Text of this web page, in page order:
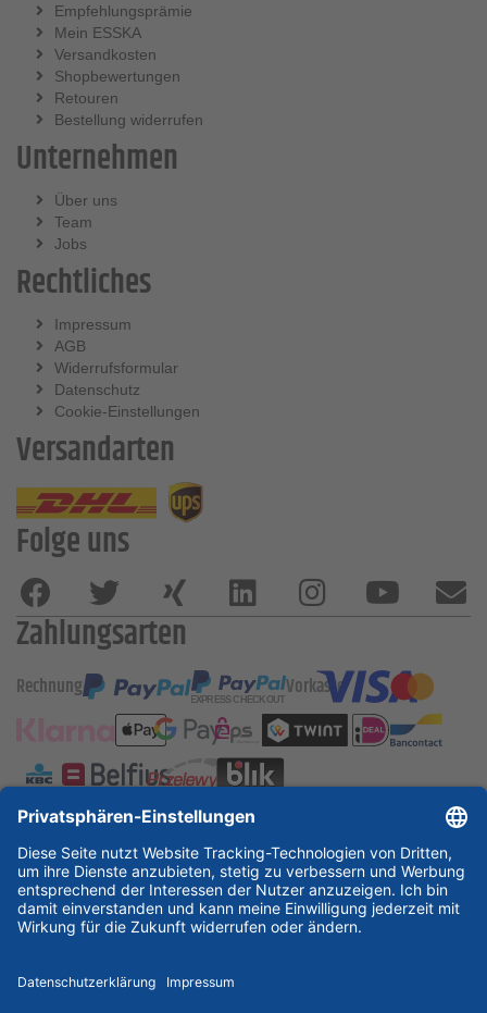
Empfehlungsprämie
Mein ESSKA
Versandkosten
Shopbewertungen
Retouren
Bestellung widerrufen
Unternehmen
Über uns
Team
Jobs
Rechtliches
Impressum
AGB
Widerrufsformular
Datenschutz
Cookie-Einstellungen
Versandarten
Folge uns
Zahlungsarten
Rechnung Vorkasse
ESSKA International
new
new new